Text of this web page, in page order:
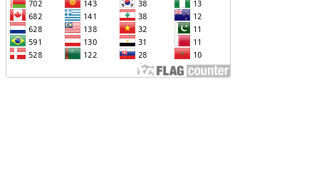
ՌՈՒՍ-ՀԱՅԿԱԿԱՆ
ՎԵՐԱԲԵՐՈՂ
ԱԴՐԲԵՋԱՆԻ ՆԿԱՏՄԱՄԲ
ՊՐԱԿՏԻԿԱՅԻՆ